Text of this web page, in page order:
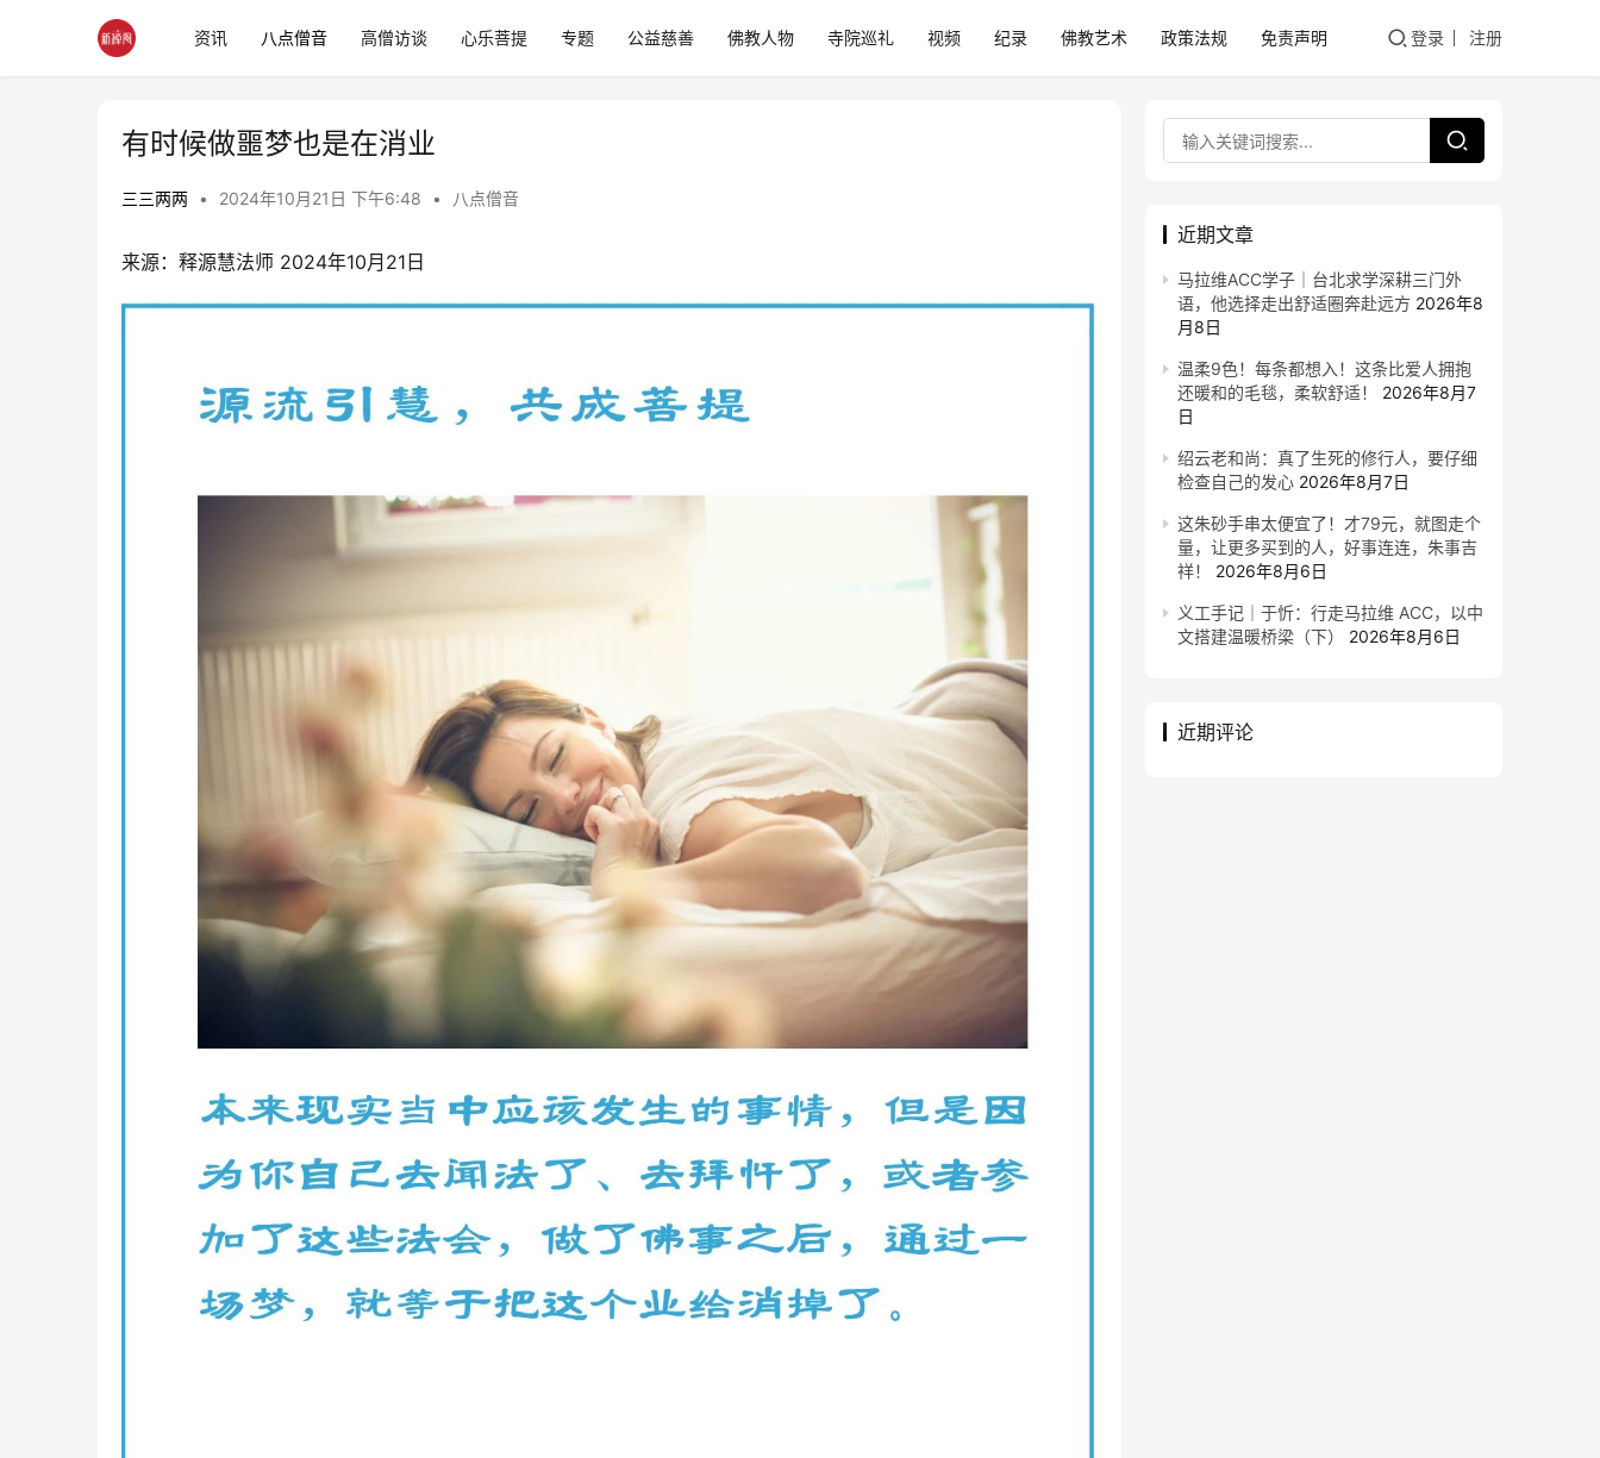
资讯 八点僧音 高僧访谈 心乐菩提 专题 公益慈善 佛教人物 寺院巡礼 视频 纪录 佛教艺术 政策法规 免责声明 登录 注册
有时候做噩梦也是在消业
三三两两 • 2024年10月21日 下午6:48 • 八点僧音
来源：释源慧法师 2024年10月21日
近期文章
马拉维ACC学子｜台北求学深耕三门外
语，他选择走出舒适圈奔赴远方 2026年8
月8日
温柔9色！每条都想入！这条比爱人拥抱
还暖和的毛毯，柔软舒适！
2026年8月7
日
绍云老和尚：真了生死的修行人，要仔细
检查自己的发心 2026年8月7日
这朱砂手串太便宜了！才79元，就图走个
量，让更多买到的人，好事连连，朱事吉
祥！
2026年8月6日
义工手记｜于忻：行走马拉维 ACC，以中
文搭建温暖桥梁（下）
2026年8月6日
近期评论